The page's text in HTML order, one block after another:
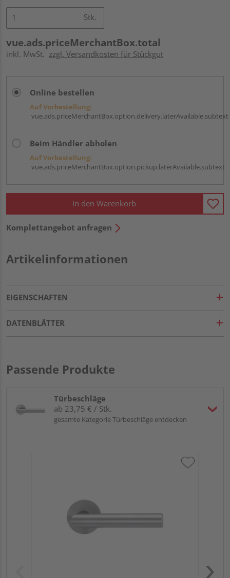
Stk.
vue.ads.priceMerchantBox.total
inkl. MwSt. zzgl. Versandkosten für Stückgut
Online bestellen
Auf Vorbestellung:
vue.ads.priceMerchantBox.option.delivery.laterAvailable.subtext
Beim Händler abholen
Auf Vorbestellung:
vue.ads.priceMerchantBox.option.pickup.laterAvailable.subtext
In den Warenkorb
Komplettangebot anfragen
Artikelinformationen
EIGENSCHAFTEN
DATENBLÄTTER
Passende Produkte
Türbeschläge
ab 23,75 € / Stk.
gesamte Kategorie Türbeschläge entdecken